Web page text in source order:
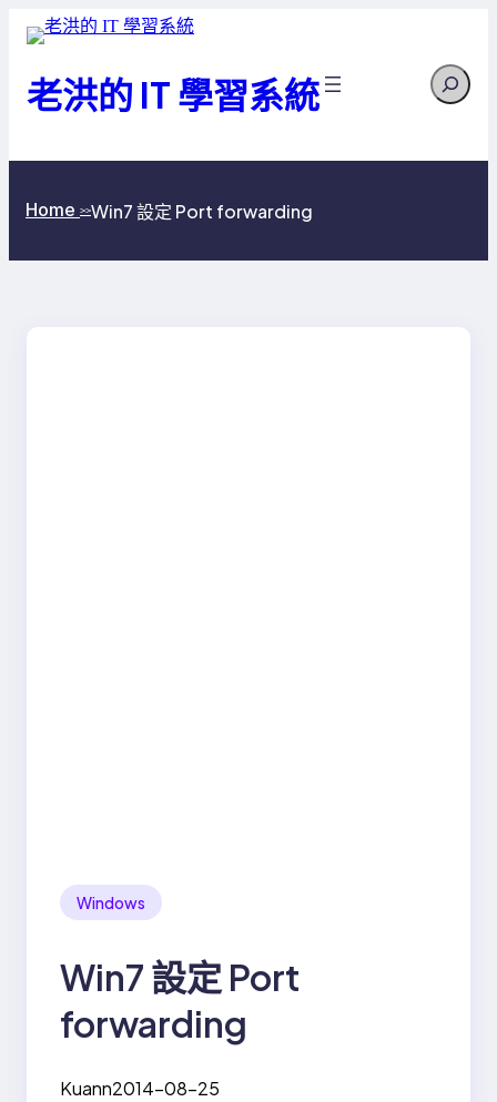
老洪的 IT 學習系統 Search
Home >>Win7 設定 Port forwarding
Windows
Win7 設定 Port
forwarding
Kuann2014-08-25